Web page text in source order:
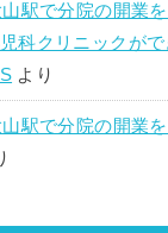
駅で分院の開業を
科クリニックがで
より
駅で分院の開業を